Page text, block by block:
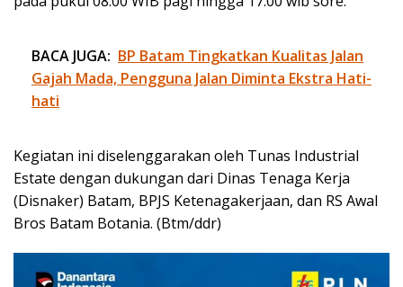
BACA JUGA: BP Batam Tingkatkan Kualitas Jalan
Gajah Mada, Pengguna Jalan Diminta Ekstra Hati-
hati
Kegiatan ini diselenggarakan oleh Tunas Industrial
Estate dengan dukungan dari Dinas Tenaga Kerja
(Disnaker) Batam, BPJS Ketenagakerjaan, dan RS Awal
Bros Batam Botania. (Btm/ddr)